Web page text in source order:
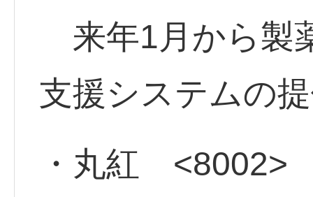
来年1月から製
支援システムの
・丸紅 <8002>